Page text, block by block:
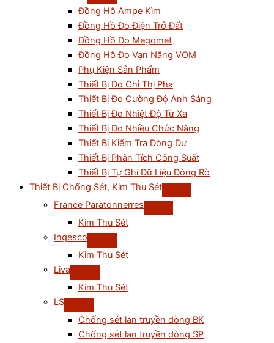
Đồng Hồ Ampe Kìm
Đồng Hồ Đo Điện Trở Đất
Đồng Hồ Đo Megomet
Đồng Hồ Đo Vạn Năng VOM
Phụ Kiện Sản Phẩm
Thiết Bị Đo Chỉ Thị Pha
Thiết Bị Đo Cường Độ Ánh Sáng
Thiết Bị Đo Nhiệt Độ Từ Xa
Thiết Bị Đo Nhiều Chức Năng
Thiết Bị Kiểm Tra Dòng Dư
Thiết Bị Phân Tích Công Suất
Thiết Bị Tự Ghi Dữ Liệu Dòng Rò
Thiết Bị Chống Sét, Kim Thu Sét
France Paratonnerres
Kim Thu Sét
Ingesco
Kim Thu Sét
Liva
Kim Thu Sét
LS
Chống sét lan truyền dòng BK
Chống sét lan truyền dòng SP